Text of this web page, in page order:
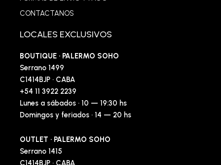
CONTACTANOS
LOCALES EXCLUSIVOS
BOUTIQUE · PALERMO SOHO
Serrano 1499
C1414BJP · CABA
+54 11 3922 2239
Lunes a sábados · 10 — 19:30 hs
Domingos y feriados · 14 — 20 hs
OUTLET · PALERMO SOHO
Serrano 1415
C1414BJP · CABA